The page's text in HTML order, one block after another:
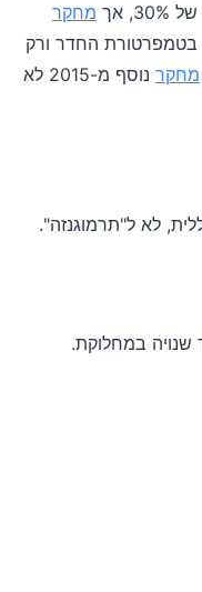
מחקר
במים בטמפרטורת החדר ורק
מחקר
נוסף מ-2015 לא
שנויה במחלוקת.